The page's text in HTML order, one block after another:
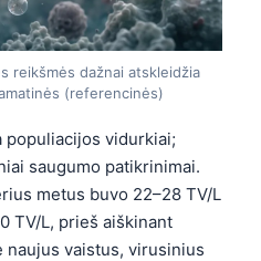
reikšmės dažnai atskleidžia
(referencinės)
populiacijos vidurkiai;
saugumo patikrinimai.
metus buvo 22–28 TV/L
TV/L, prieš aiškinant
vaistus, virusinius